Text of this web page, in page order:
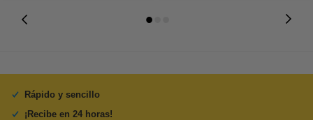
Rápido y sencillo
¡Recibe en 24 horas!